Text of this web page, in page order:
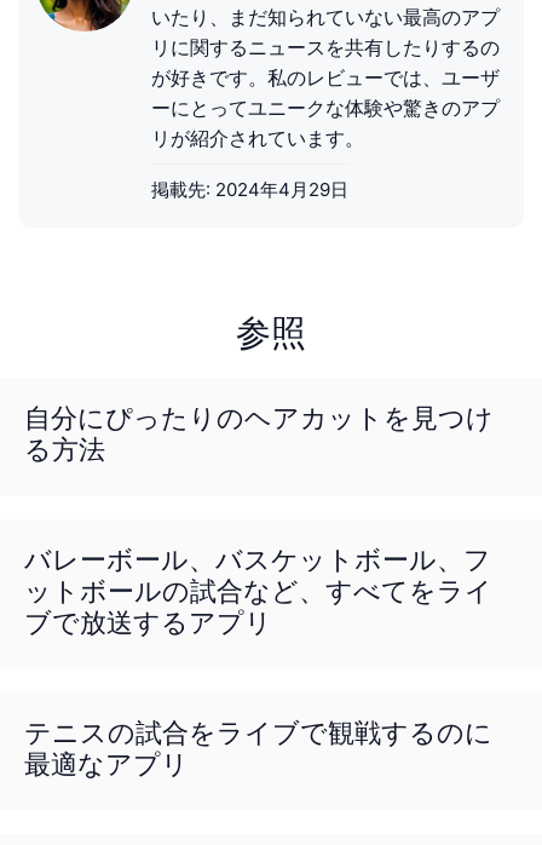
いたり、まだ知られていない最高のアプ
リに関するニュースを共有したりするの
が好きです。私のレビューでは、ユーザ
ーにとってユニークな体験や驚きのアプ
リが紹介されています。
掲載先: 2024年4月29日
参照
自分にぴったりのヘアカットを見つけ
る方法
バレーボール、バスケットボール、フ
ットボールの試合など、すべてをライ
ブで放送するアプリ
テニスの試合をライブで観戦するのに
最適なアプリ